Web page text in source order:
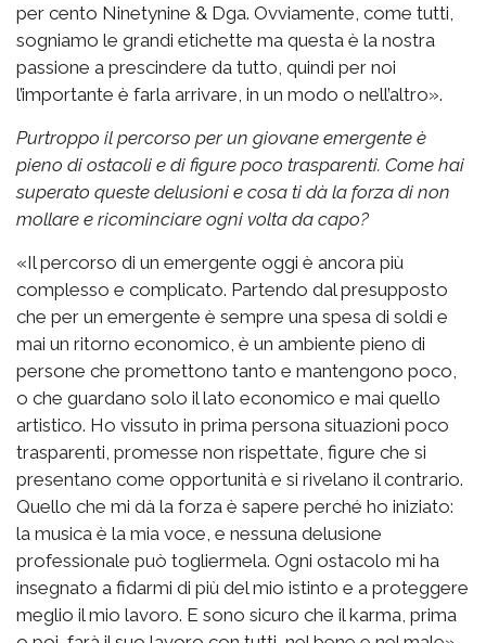
per cento Ninetynine & Dga. Ovviamente, come tutti,
sogniamo le grandi etichette ma questa è la nostra
passione a prescindere da tutto, quindi per noi
l’importante è farla arrivare, in un modo o nell’altro».
Purtroppo il percorso per un giovane emergente è
pieno di ostacoli e di figure poco trasparenti. Come hai
superato queste delusioni e cosa ti dà la forza di non
mollare e ricominciare ogni volta da capo?
«Il percorso di un emergente oggi è ancora più
complesso e complicato. Partendo dal presupposto
che per un emergente è sempre una spesa di soldi e
mai un ritorno economico, è un ambiente pieno di
persone che promettono tanto e mantengono poco,
o che guardano solo il lato economico e mai quello
artistico. Ho vissuto in prima persona situazioni poco
trasparenti, promesse non rispettate, figure che si
presentano come opportunità e si rivelano il contrario.
Quello che mi dà la forza è sapere perché ho iniziato:
la musica è la mia voce, e nessuna delusione
professionale può togliermela. Ogni ostacolo mi ha
insegnato a fidarmi di più del mio istinto e a proteggere
meglio il mio lavoro. E sono sicuro che il karma, prima